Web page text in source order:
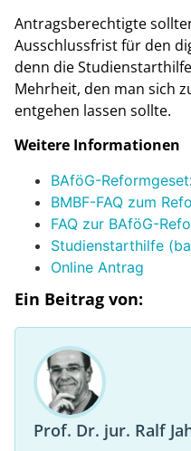
Antragsberechtigte
Ausschlussfrist für den
denn die
Mehrheit, den man sich
entgehen lassen sollte.
Weitere Informationen
BAföG-
BMBF-FAQ zum
FAQ zur BAföG-
Studienstarthilfe
Online Antrag
Ein Beitrag von:
Prof. Dr. jur. Ralf